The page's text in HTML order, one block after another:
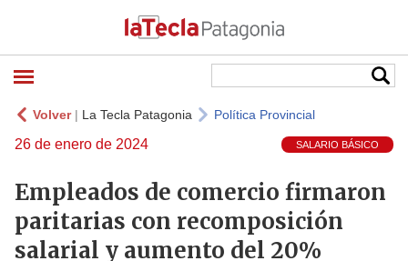
Volver| La Tecla Patagonia Política Provincial
26 de enero de 2024 SALARIO BÁSICO
Empleados de comercio firmaron
paritarias con recomposición
salarial y aumento del 20%